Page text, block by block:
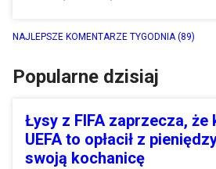
NAJLEPSZE KOMENTARZE TYGODNIA(89)
Popularne dzisiaj
Łysy z FIFA zaprzecza, że
UEFA to opłacił z
swoją kochanicę